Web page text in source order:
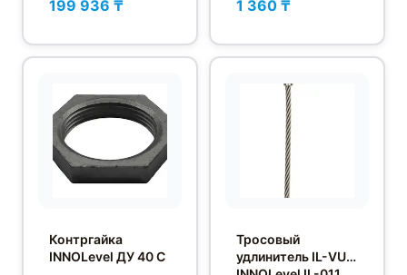
VRM11AB02006
199 936 ₸ 1 360 ₸
Контргайка
INNOLevel ДУ 40 C
Тросовый
удлинитель IL-VU